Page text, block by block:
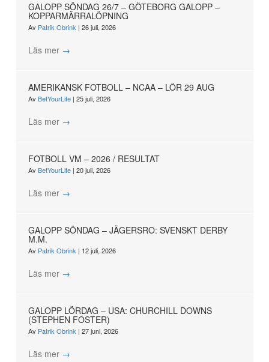
GALOPP SÖNDAG 26/7 – GÖTEBORG GALOPP –
KOPPARMÄRRALÖPNING
Av Patrik Obrink | 26 juli, 2026
Läs mer →
AMERIKANSK FOTBOLL – NCAA – LÖR 29 AUG
AvBetYourLife | 25 juli, 2026
Läs mer →
FOTBOLL VM – 2026 / RESULTAT
AvBetYourLife | 20 juli, 2026
Läs mer →
GALOPP SÖNDAG – JÄGERSRO: SVENSKT DERBY
M.M.
Av Patrik Obrink | 12 juli, 2026
Läs mer →
GALOPP LÖRDAG – USA: CHURCHILL DOWNS
(STEPHEN FOSTER)
Av Patrik Obrink | 27 juni, 2026
Läs mer →